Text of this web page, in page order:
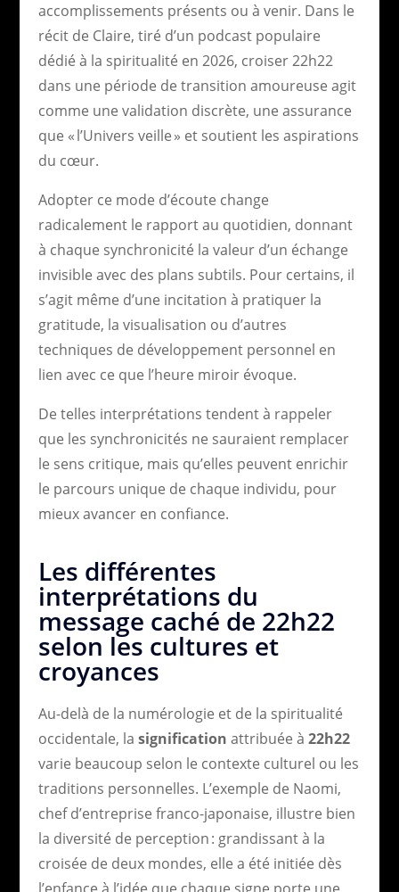
accomplissements présents ou à venir. Dans le
récit de Claire, tiré d’un podcast populaire
dédié à la spiritualité en 2026, croiser 22h22
dans une période de transition amoureuse agit
comme une validation discrète, une assurance
que « l’Univers veille » et soutient les aspirations
du cœur.
Adopter ce mode d’écoute change
radicalement le rapport au quotidien, donnant
à chaque synchronicité la valeur d’un échange
invisible avec des plans subtils. Pour certains, il
s’agit même d’une incitation à pratiquer la
gratitude, la visualisation ou d’autres
techniques de développement personnel en
lien avec ce que l’heure miroir évoque.
De telles interprétations tendent à rappeler
que les synchronicités ne sauraient remplacer
le sens critique, mais qu’elles peuvent enrichir
le parcours unique de chaque individu, pour
mieux avancer en confiance.
Les différentes
interprétations du
message caché de 22h22
selon les cultures et
croyances
Au-delà de la numérologie et de la spiritualité
occidentale, la signification attribuée à 22h22
varie beaucoup selon le contexte culturel ou les
traditions personnelles. L’exemple de Naomi,
chef d’entreprise franco-japonaise, illustre bien
la diversité de perception : grandissant à la
croisée de deux mondes, elle a été initiée dès